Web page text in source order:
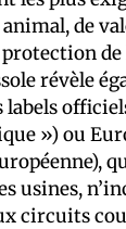
de
de
révèle
labels
») ou
usines,
circuits